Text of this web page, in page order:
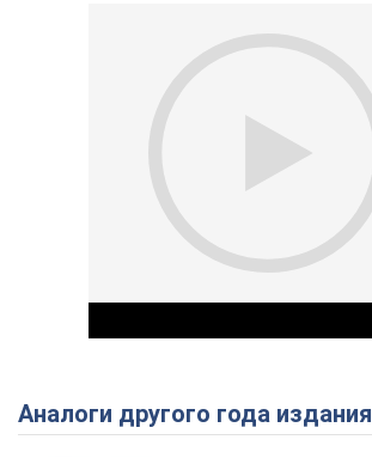
Аналоги другого года издания